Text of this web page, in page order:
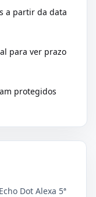
a partir da data
para ver prazo
protegidos
Dot Alexa 5ª